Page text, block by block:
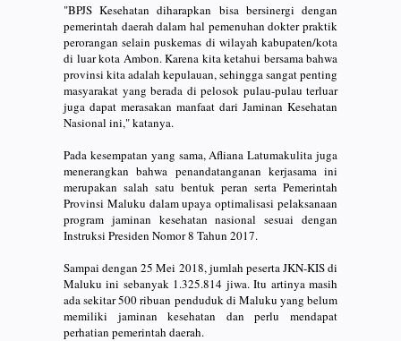
"BPJS Kesehatan diharapkan bisa bersinergi dengan
pemerintah daerah dalam hal pemenuhan dokter praktik
perorangan selain puskemas di wilayah kabupaten/kota
di luar kota Ambon. Karena kita ketahui bersama bahwa
provinsi kita adalah kepulauan, sehingga sangat penting
masyarakat yang berada di pelosok pulau-pulau terluar
juga dapat merasakan manfaat dari Jaminan Kesehatan
Nasional ini," katanya.
Pada kesempatan yang sama, Afliana Latumakulita juga
menerangkan bahwa penandatanganan kerjasama ini
merupakan salah satu bentuk peran serta Pemerintah
Provinsi Maluku dalam upaya optimalisasi pelaksanaan
program jaminan kesehatan nasional sesuai dengan
Instruksi Presiden Nomor 8 Tahun 2017.
Sampai dengan 25 Mei 2018, jumlah peserta JKN-KIS di
Maluku ini sebanyak 1.325.814 jiwa. Itu artinya masih
ada sekitar 500 ribuan penduduk di Maluku yang belum
memiliki jaminan kesehatan dan perlu mendapat
perhatian pemerintah daerah.